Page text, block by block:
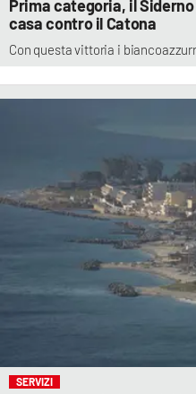
Prima categoria, il
casa contro il Catona
Con questa vittoria i
SERVIZI